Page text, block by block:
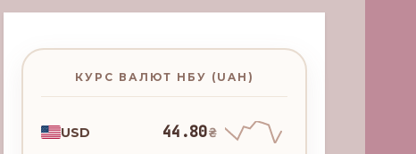
КУРС ВАЛЮТ НБУ (UAH)
USD 44.80₴